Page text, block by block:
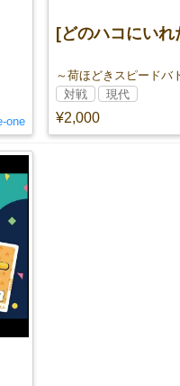
one
[どのハコにいれ
～荷ほどきスピードバ
¥2,000
対戦 現代